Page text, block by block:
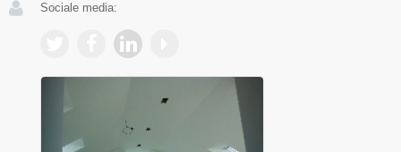
Sociale media: